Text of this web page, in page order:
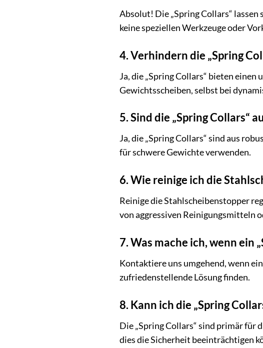
Absolut! Die „Spring Collars“
keine speziellen Werkzeuge oder
4. Verhindern die „Spring
Ja, die „Spring Collars“ bieten
Gewichtsscheiben, selbst bei
5. Sind die „Spring Collars“
Ja, die „Spring Collars“ sind aus
für schwere Gewichte verwenden.
6. Wie reinige ich die
Reinige die Stahlscheibenstopper
von aggressiven Reinigungsmitteln
7. Was mache ich, wenn ein
Kontaktiere uns umgehend, wenn
zufriedenstellende Lösung finden.
8. Kann ich die „Spring
Die „Spring Collars“ sind primär für
dies die Sicherheit beeinträchtigen